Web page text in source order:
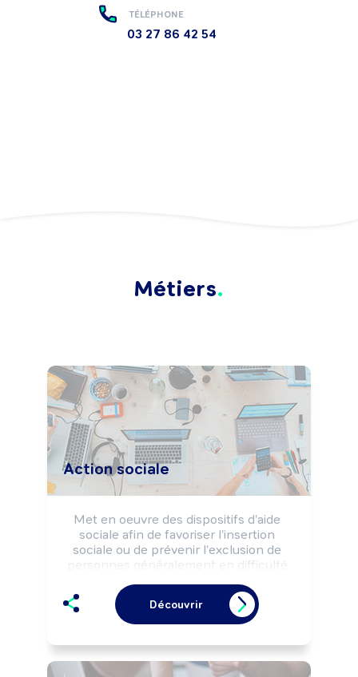
TÉLÉPHONE
03 27 86 42 54
Métiers
Action sociale
Met en oeuvre des dispositifs d'aide
sociale afin de favoriser l'insertion
sociale ou de prévenir l'exclusion de
personnes généralement en difficulté.
éducatif sur la gestion de la vie
quotidienne à des familles.
Découvrir